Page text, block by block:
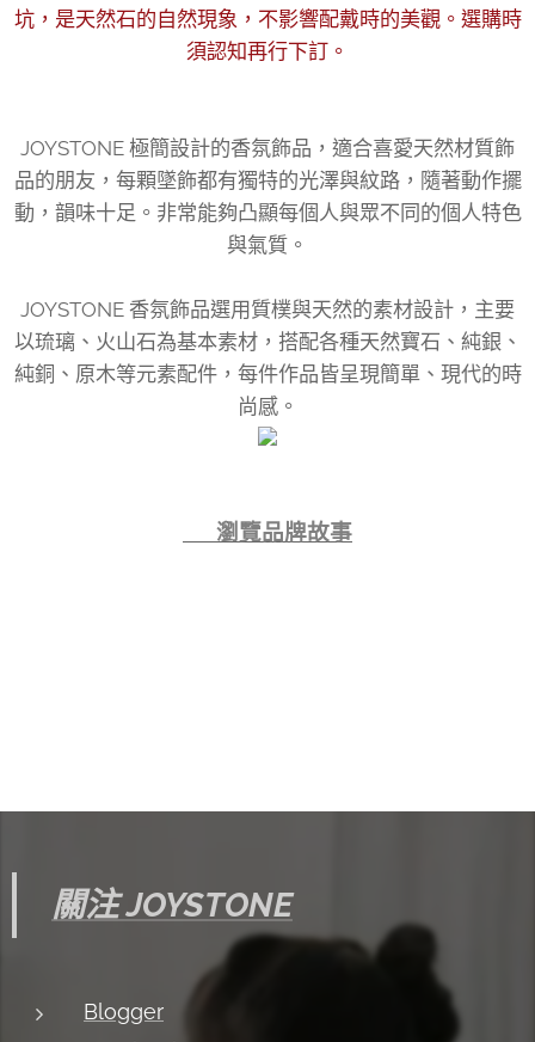
坑，是天然石的自然現象，不影響配戴時的美觀。選購時
須認知再行下訂。
JOYSTONE 極簡設計的香氛飾品，適合喜愛天然材質飾
品的朋友，每顆墜飾都有獨特的光澤與紋路，隨著動作擺
動，韻味十足。非常能夠凸顯每個人與眾不同的個人特色
與氣質。
JOYSTONE 香氛飾品選用質樸與天然的素材設計，主要
以琉璃、火山石為基本素材，搭配各種天然寶石、純銀、
純銅、原木等元素配件，每件作品皆呈現簡單、現代的時
尚感。
👉 瀏覽品牌故事
關注 JOYSTONE
Blogger